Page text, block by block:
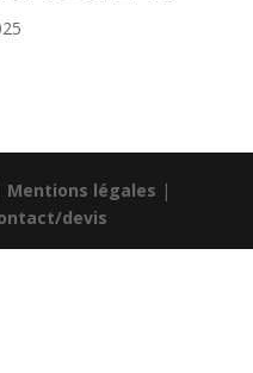
Mentions légales |
devis